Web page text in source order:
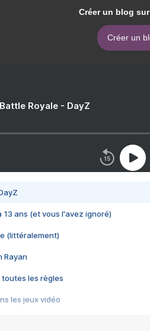
Créer un blog
Créer un
Royale - DayZ
13 ans (et vous l'avez ignoré)
(littéralement)
Rayan
toutes les règles
les jeux vidéo